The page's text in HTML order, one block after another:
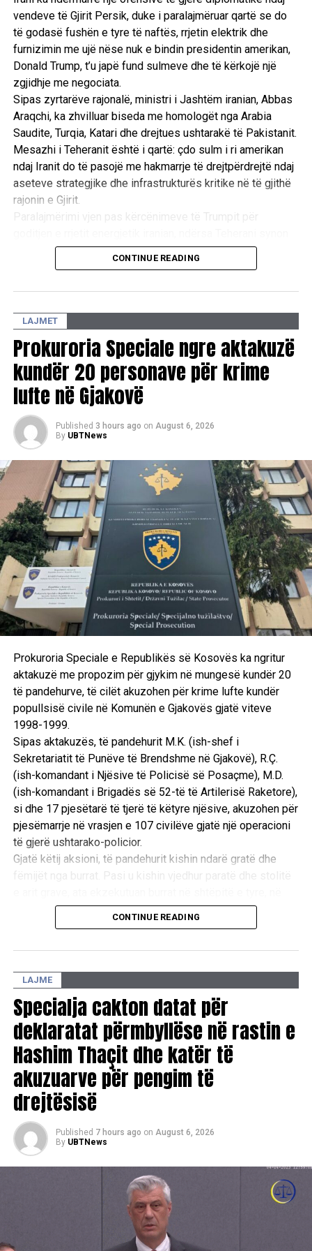
vendeve të Gjirit Persik, duke i paralajmëruar qartë se do
të godasë fushën e tyre të naftës, rrjetin elektrik dhe
furnizimin me ujë nëse nuk e bindin presidentin amerikan,
Donald Trump, t’u japë fund sulmeve dhe të kërkojë një
zgjidhje me negociata.
Sipas zyrtarëve rajonalë, ministri i Jashtëm iranian, Abbas
Araqchi, ka zhvilluar biseda me homologët nga Arabia
Saudite, Turqia, Katari dhe drejtues ushtarakë të Pakistanit.
Mesazhi i Teheranit është i qartë: çdo sulm i ri amerikan
ndaj Iranit do të pasojë me hakmarrje të drejtpërdrejtë ndaj
aseteve strategjike dhe infrastrukturës kritike në të gjithë
rajonin e Gjirit.
ta përdorë rrezikun e një tronditjeje të madhe ekonomike
globale si mjet trysnie për të shmangur përshkallëzimin
CONTINUE READING
LAJMET
Prokuroria Speciale ngre aktakuzë
kundër 20 personave për krime
lufte në Gjakovë
Published 3 hours ago on August 6, 2026
By UBTNews
Prokuroria Speciale e Republikës së Kosovës ka ngritur
aktakuzë me propozim për gjykim në mungesë kundër 20
të pandehurve, të cilët akuzohen për krime lufte kundër
popullsisë civile në Komunën e Gjakovës gjatë viteve
1998-1999.
Sipas aktakuzës, të pandehurit M.K. (ish-shef i
Sekretariatit të Punëve të Brendshme në Gjakovë), R.Ç.
(ish-komandant i Njësive të Policisë së Posaçme), M.D.
(ish-komandant i Brigadës së 52-të të Artilerisë Raketore),
si dhe 17 pjesëtarë të tjerë të këtyre njësive, akuzohen për
pjesëmarrje në vrasjen e 107 civilëve gjatë një operacioni
të gjerë ushtarako-policior.
Gjatë këtij aksioni, të pandehurit kishin ndarë gratë dhe
oborre dhe te lokacioni i njohur si “Ura e Taliqit”, si dhe u
vunë flakën shtëpive të tyre. /E.A/
CONTINUE READING
LAJME
Specialja cakton datat për
deklaratat përmbyllëse në rastin e
Hashim Thaçit dhe katër të
akuzuarve për pengim të
drejtësisë
Published 7 hours ago on August 6, 2026
By UBTNews